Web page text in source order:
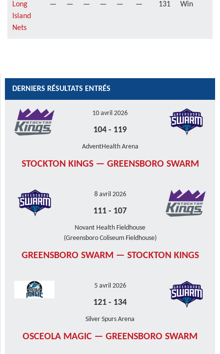
Long
Island
Nets
— — — — — — 131 Win
DERNIERS RÉSULTATS ENTRÉS
10 avril 2026
104 - 119
AdventHealth Arena
STOCKTON KINGS — GREENSBORO SWARM
8 avril 2026
111 - 107
Novant Health Fieldhouse
(Greensboro Coliseum Fieldhouse)
GREENSBORO SWARM — STOCKTON KINGS
5 avril 2026
121 - 134
Silver Spurs Arena
OSCEOLA MAGIC — GREENSBORO SWARM